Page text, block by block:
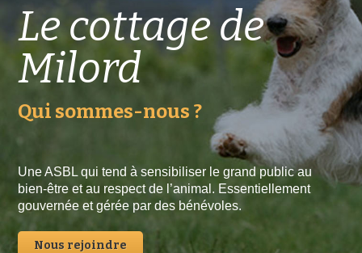
Le cottage de
Milord
Qui sommes-nous ?
Une ASBL qui tend à sensibiliser le grand public au
bien-être et au respect de l’animal. Essentiellement
gouvernée et gérée par des bénévoles.
Nous rejoindre